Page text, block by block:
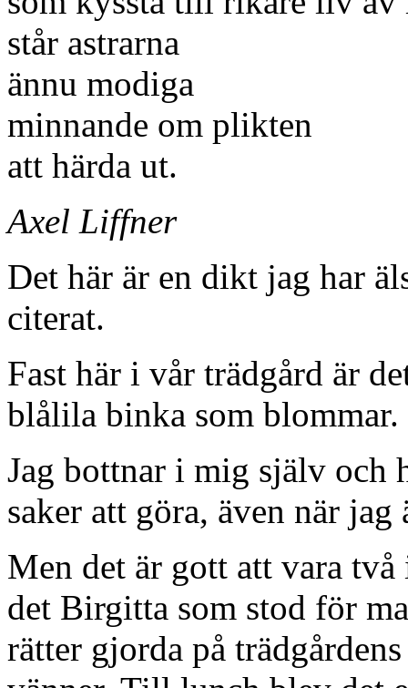
står astrarna
ännu modiga
minnande om plikten
att härda ut.
Axel Liffner
Det här är en dikt jag har
citerat.
Fast här i vår trädgård är
blålila binka som blommar.
Jag bottnar i mig själv och
saker att göra, även när jag
Men det är gott att vara
det Birgitta som stod för
rätter gjorda på